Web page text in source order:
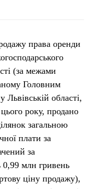
права оренди
(за межами
Головним
Львівській області,
року, продано
загальною
плати за
за
0,99 млн гривень
ціну продажу),